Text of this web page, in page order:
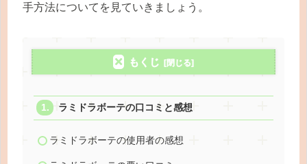
手方法についてを見ていきましょう。
もくじ
ラミドラボーテの口コミと感想
ラミドラボーテの使用者の感想